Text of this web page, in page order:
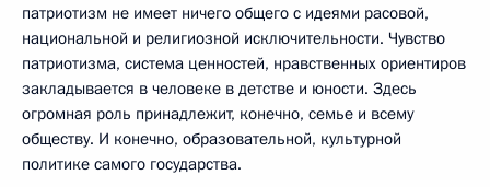
патриотизм не имеет ничего общего с идеями расовой,
национальной и религиозной исключительности. Чувство
патриотизма, система ценностей, нравственных ориентиров
закладывается в человеке в детстве и юности. Здесь
огромная роль принадлежит, конечно, семье и всему
обществу. И конечно, образовательной, культурной
политике самого государства.